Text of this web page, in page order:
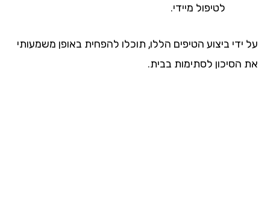
לטיפול מיידי.
ידי ביצוע הטיפים הללו, תוכלו להפחית באופן משמעותי
הסיכון לסתימות בבית.